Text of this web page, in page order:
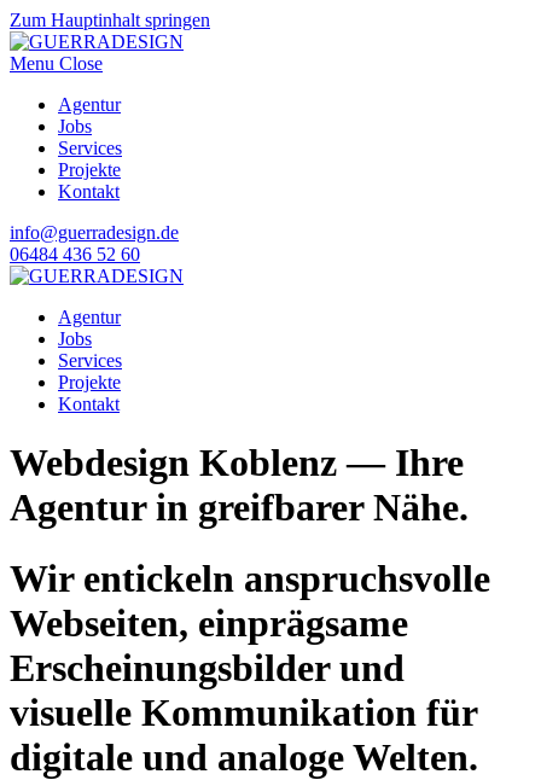
Zum Hauptinhalt springen
Menu Close
Agentur
Jobs
Services
Projekte
Kontakt
info@guerradesign.de
06484 436 52 60
Agentur
Jobs
Services
Projekte
Kontakt
Webdesign Koblenz — Ihre
Agentur in greifbarer Nähe.
Wir entickeln anspruchsvolle
Webseiten, einprägsame
Erscheinungsbilder und
visuelle Kommunikation für
digitale und analoge Welten.